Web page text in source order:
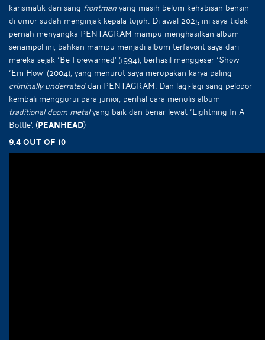
karismatik dari sang frontman yang masih belum kehabisan bensin
di umur sudah menginjak kepala tujuh. Di awal 2025 ini saya tidak
pernah menyangka PENTAGRAM mampu menghasilkan album
senampol ini, bahkan mampu menjadi album terfavorit saya dari
mereka sejak ‘Be Forewarned’ (1994), berhasil menggeser ‘Show
‘Em How’ (2004), yang menurut saya merupakan karya paling
criminally underrateddari PENTAGRAM. Dan lagi-lagi sang pelopor
kembali menggurui para junior, perihal cara menulis album
traditional doom metalyang baik dan benar lewat ‘Lightning In A
Bottle’. (Peanhead)
9.4 out of 10